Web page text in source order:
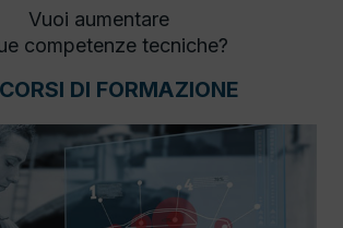
Vuoi aumentare
competenze tecniche?
DI FORMAZIONE